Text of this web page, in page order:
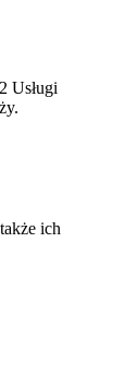
Usługi
ich